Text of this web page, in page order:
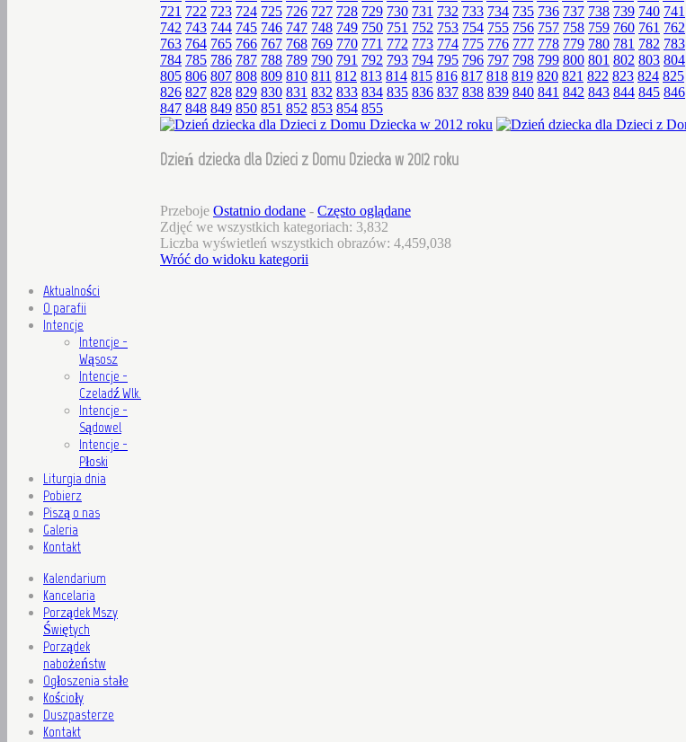
721 722 723 724 725 726 727 728 729 730 731 732 733 734 735 736 737 738 739 740 741
742 743 744 745 746 747 748 749 750 751 752 753 754 755 756 757 758 759 760 761 762
763 764 765 766 767 768 769 770 771 772 773 774 775 776 777 778 779 780 781 782 783
784 785 786 787 788 789 790 791 792 793 794 795 796 797 798 799 800 801 802 803 804
805 806 807 808 809 810 811 812 813 814 815 816 817 818 819 820 821 822 823 824 825
826 827 828 829 830 831 832 833 834 835 836 837 838 839 840 841 842 843 844 845 846
847 848 849 850 851 852 853 854 855
Dzień dziecka dla Dzieci z Domu Dziecka w 2012 roku
Przeboje Ostatnio dodane - Często oglądane
Zdjęć we wszystkich kategoriach: 3,832
Liczba wyświetleń wszystkich obrazów: 4,459,038
Wróć do widoku kategorii
Aktualności
O parafii
Intencje
Intencje -
Wąsosz
Intencje -
Czeladź Wlk.
Intencje -
Sądowel
Intencje -
Płoski
Liturgia dnia
Pobierz
Piszą o nas
Galeria
Kontakt
Kalendarium
Kancelaria
Porządek Mszy
Świętych
Porządek
nabożeństw
Ogłoszenia stałe
Kościoły
Duszpasterze
Kontakt